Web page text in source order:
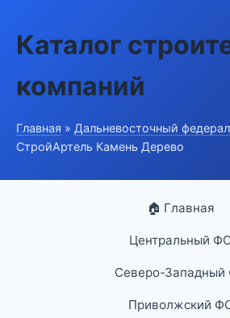
Каталог
компаний
Главная » Дальневосточный
СтройАртель Камень Дерево
🏠 Главная
Центральный
Северо-
Приволжский